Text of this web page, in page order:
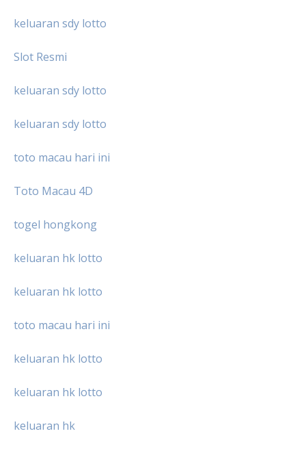
keluaran sdy lotto
Slot Resmi
keluaran sdy lotto
keluaran sdy lotto
toto macau hari ini
Toto Macau 4D
togel hongkong
keluaran hk lotto
keluaran hk lotto
toto macau hari ini
keluaran hk lotto
keluaran hk lotto
keluaran hk